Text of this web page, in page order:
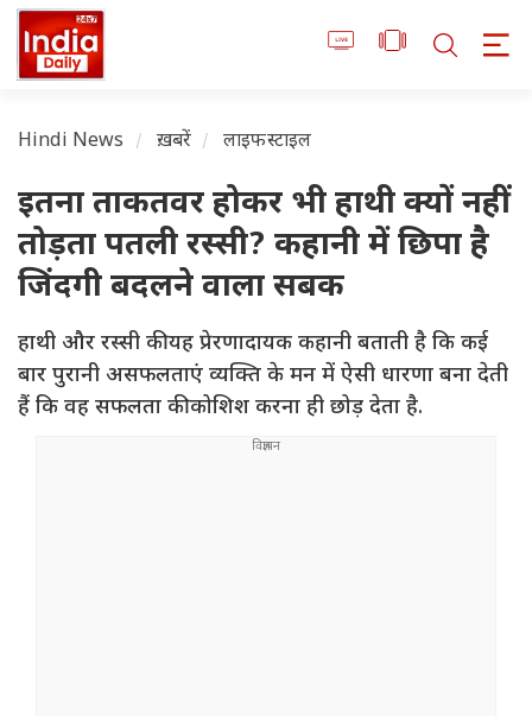
Hindi News ख़बरें लाइफस्टाइल
इतना ताकतवर होकर भी हाथी क्यों नहीं
तोड़ता पतली रस्सी? कहानी में छिपा है
जिंदगी बदलने वाला सबक
हाथी और रस्सी की यह प्रेरणादायक कहानी बताती है कि कई
बार पुरानी असफलताएं व्यक्ति के मन में ऐसी धारणा बना देती
हैं कि वह सफलता की कोशिश करना ही छोड़ देता है.